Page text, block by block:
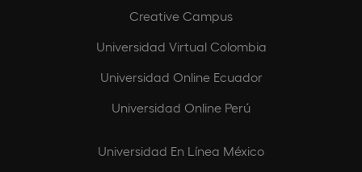
Creative Campus
Universidad Virtual Colombia
Universidad Online Ecuador
Universidad Online Perú
Universidad En Línea México